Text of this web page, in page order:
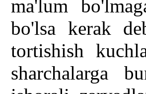
ma'lum
bo'lsa kerak
tortishish
sharchalarga